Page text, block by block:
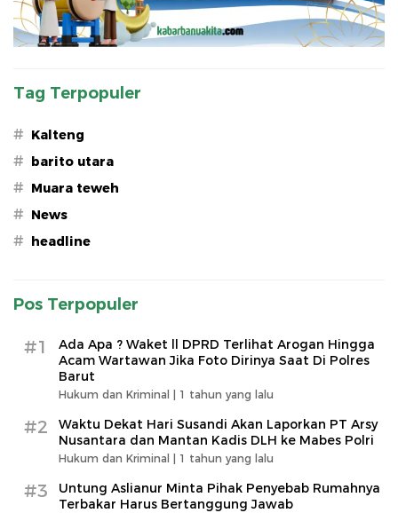
Tag Terpopuler
# Kalteng
# barito utara
# Muara teweh
# News
# headline
Pos Terpopuler
#1
Ada Apa ? Waket ll DPRD Terlihat Arogan Hingga
Acam Wartawan Jika Foto Dirinya Saat Di Polres
Barut
Hukum dan Kriminal | 1 tahun yang lalu
#2
Waktu Dekat Hari Susandi Akan Laporkan PT Arsy
Nusantara dan Mantan Kadis DLH ke Mabes Polri
Hukum dan Kriminal | 1 tahun yang lalu
#3
Untung Aslianur Minta Pihak Penyebab Rumahnya
Terbakar Harus Bertanggung Jawab